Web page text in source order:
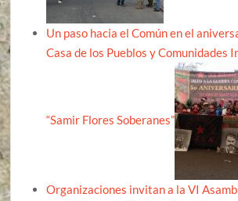
Un paso hacia el Común en el
Casa de los Pueblos y Comunidades
“Samir Flores Soberanes”
Organizaciones invitan a la VI